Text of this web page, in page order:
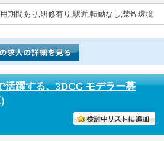
期間あり,研修有り,駅近,転勤なし,禁煙環境
活躍する、3DCG モデラー募